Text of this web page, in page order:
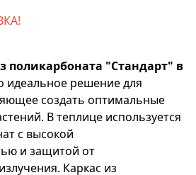
поликарбоната "Стандарт" в
идеальное решение для
создать оптимальные
В теплице используется
с высокой
и защитой от
Каркас из